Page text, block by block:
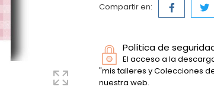
Compartir en:
Política de
El acceso a la
"mis talleres y Colecciones
nuestra web.